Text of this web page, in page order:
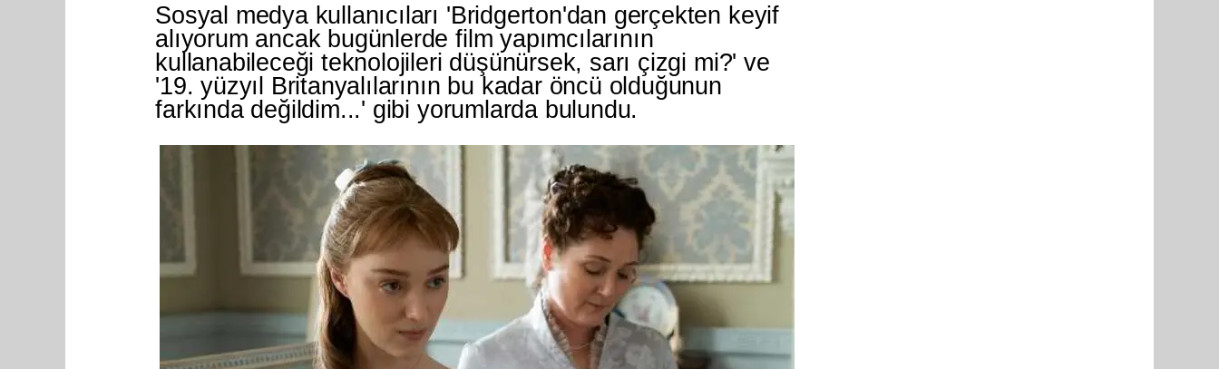
Sosyal medya kullanıcıları 'Bridgerton'dan gerçekten keyif
alıyorum ancak bugünlerde film yapımcılarının
kullanabileceği teknolojileri düşünürsek, sarı çizgi mi?' ve
'19. yüzyıl Britanyalılarının bu kadar öncü olduğunun
farkında değildim...' gibi yorumlarda bulundu.